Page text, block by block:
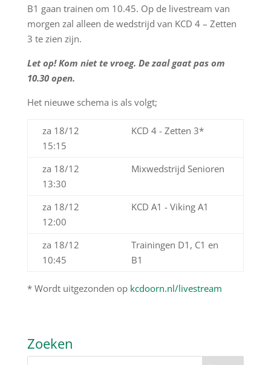
B1 gaan trainen om 10.45. Op de livestream van
morgen zal alleen de wedstrijd van KCD 4 – Zetten
3 te zien zijn.
Let op! Kom niet te vroeg. De zaal gaat pas om
10.30 open.
Het nieuwe schema is als volgt;
za 18/12
15:15
KCD 4 - Zetten 3*
za 18/12
13:30
Mixwedstrijd Senioren
za 18/12
12:00
KCD A1 - Viking A1
za 18/12
10:45
Trainingen D1, C1 en
B1
* Wordt uitgezonden op kcdoorn.nl/livestream
Zoeken